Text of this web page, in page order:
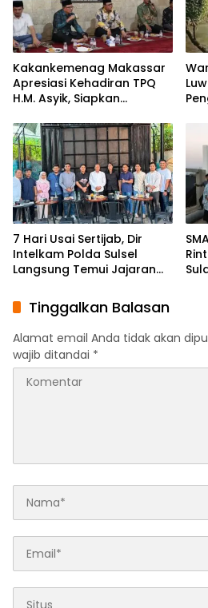
Kakankemenag Makassar
Apresiasi Kehadiran TPQ
H.M. Asyik, Siapkan
Cegah Anak Miskin
Spiritualitas
7 Hari Usai Sertijab, Dir
Intelkam Polda Sulsel
Langsung Temui Jajaran
Tinggalkan Balasan
Alamat email Anda tidak akan
wajib ditandai *